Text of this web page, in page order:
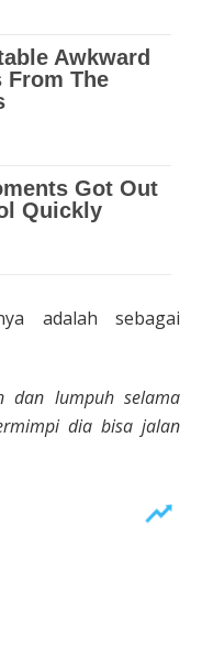
adalah sebagai
dan lumpuh selama
dia bisa jalan